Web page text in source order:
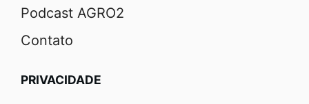
Podcast AGRO2
Contato
PRIVACIDADE